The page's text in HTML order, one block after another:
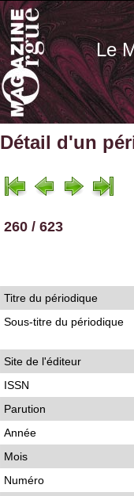
Le
Détail d'un
260 / 623
Titre du périodique
Sous-titre du périodique
Site de l'éditeur
ISSN
Parution
Année
Mois
Numéro